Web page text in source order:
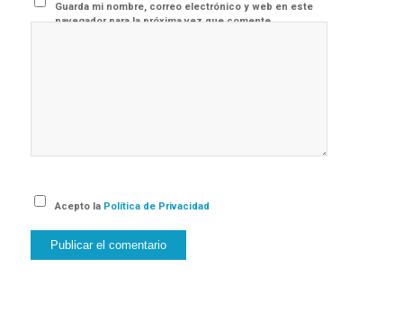
Guarda mi nombre, correo electrónico y web en este
navegador para la próxima vez que comente.
Acepto la Política de Privacidad